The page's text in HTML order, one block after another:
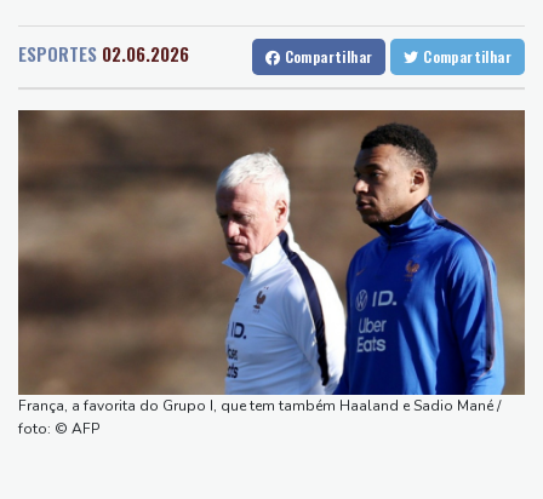
Fortaleza
27 °C Goiânia
30 °C
Rio de Janeiro
29 °C
São Paulo
26 °C Salvador
25 °C
(imprensa)
Espanha inicia controle na fronteira com Itália após crise
migratória
Após renovar com Real Madrid, Vini joga com braçadeira de
capitão na vitória sobre o Ferencvaros
Simeone reafirma que decisão sobre Julián Álvarez já foi tomada
Bulgária convoca embaixador da Ucrânia após explosão de
drone
Número de mortos em ataque em escola tailandesa sobe para
O adeus ao voluntário que dedicou sua vida a recuperar corpos
na guerra na Ucrânia
ESPORTES 02.06.2026 Compartilhar Compartilhar
França, a favorita do Grupo I, que tem também Haaland e Sadio Mané /
foto: © AFP